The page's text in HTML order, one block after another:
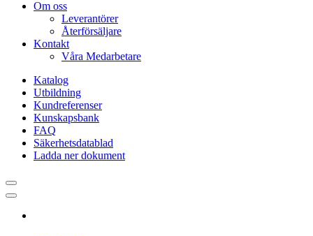
Om oss
Leverantörer
Återförsäljare
Kontakt
Våra Medarbetare
Katalog
Utbildning
Kundreferenser
Kunskapsbank
FAQ
Säkerhetsdatablad
Ladda ner dokument